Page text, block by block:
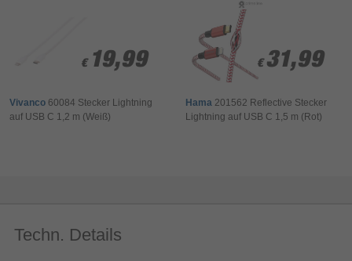
€ 19,99
€ 19,99
Vivanco 60084 Stecker Lightning
auf USB C 1,2 m (Weiß)
€ 31,99
€ 31,99
Hama 201562 Reflective Stecker
Lightning auf USB C 1,5 m (Rot)
Techn. Details